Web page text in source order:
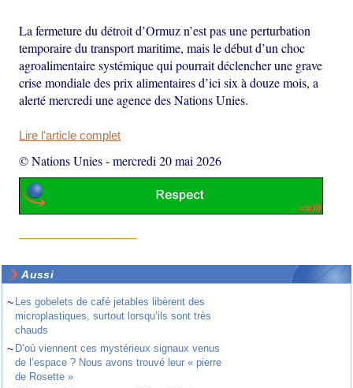
La fermeture du détroit d’Ormuz n’est pas une perturbation
temporaire du transport maritime, mais le début d’un choc
agroalimentaire systémique qui pourrait déclencher une grave
crise mondiale des prix alimentaires d’ici six à douze mois, a
alerté mercredi une agence des Nations Unies.
Lire l'article complet
© Nations Unies-mercredi 20 mai 2026
Aussi
~ Les gobelets de café jetables libèrent des
microplastiques, surtout lorsqu’ils sont très
chauds
~ D’où viennent ces mystérieux signaux venus
de l’espace ? Nous avons trouvé leur « pierre
de Rosette »